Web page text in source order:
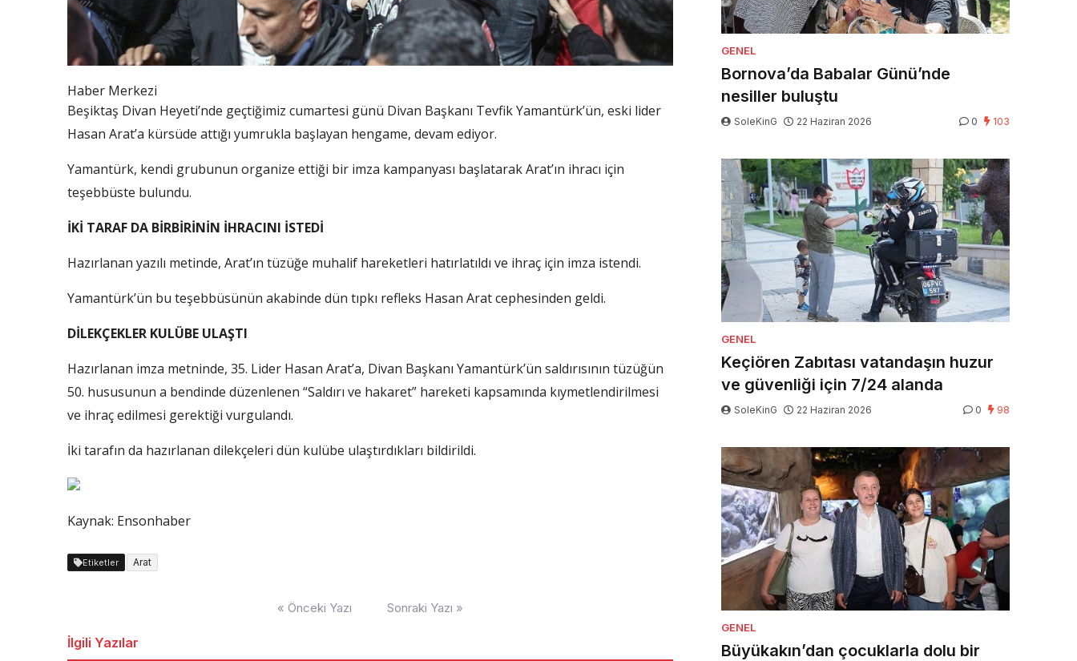
Haber Merkezi
Beşiktaş Divan Heyeti’nde geçtiğimiz cumartesi günü Divan Başkanı Tevfik Yamantürk’ün, eski lider
Hasan Arat’a kürsüde attığı yumrukla başlayan hengame, devam ediyor.
Yamantürk, kendi grubunun organize ettiği bir imza kampanyası başlatarak Arat’ın ihracı için
teşebbüste bulundu.
İKİ TARAF DA BİRBİRİNİN İHRACINI İSTEDİ
Hazırlanan yazılı metinde, Arat’ın tüzüğe muhalif hareketleri hatırlatıldı ve ihraç için imza istendi.
Yamantürk’ün bu teşebbüsünün akabinde dün tıpkı refleks Hasan Arat cephesinden geldi.
DİLEKÇEKLER KULÜBE ULAŞTI
Hazırlanan imza metninde, 35. Lider Hasan Arat’a, Divan Başkanı Yamantürk’ün saldırısının tüzüğün
50. hususunun a bendinde düzenlenen “Saldırı ve hakaret” hareketi kapsamında kıymetlendirilmesi
ve ihraç edilmesi gerektiği vurgulandı.
İki tarafın da hazırlanan dilekçeleri dün kulübe ulaştırdıkları bildirildi.
Kaynak: Ensonhaber
Etiketler Arat
« Önceki Yazı Sonraki Yazı »
İlgili Yazılar
GENEL
Bornova’da Babalar Günü’nde
nesiller buluştu
SoleKinG 22 Haziran 2026 0 103
GENEL
Keçiören Zabıtası vatandaşın huzur
ve güvenliği için 7/24 alanda
SoleKinG 22 Haziran 2026 0 98
GENEL
Büyükakın’dan çocuklarla dolu bir